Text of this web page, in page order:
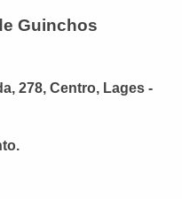
Guinchos
278, Centro, Lages -